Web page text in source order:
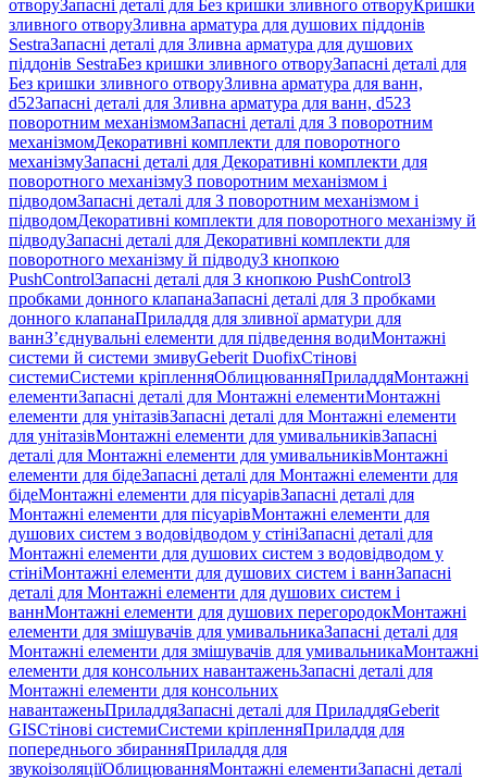
отворуЗапасні деталі для Без кришки зливного отворуКришки
зливного отворуЗливна арматура для душових піддонів
SestraЗапасні деталі для Зливна арматура для душових
піддонів SestraБез кришки зливного отворуЗапасні деталі для
Без кришки зливного отворуЗливна арматура для ванн,
d52Запасні деталі для Зливна арматура для ванн, d52З
поворотним механізмомЗапасні деталі для З поворотним
механізмомДекоративні комплекти для поворотного
механізмуЗапасні деталі для Декоративні комплекти для
поворотного механізмуЗ поворотним механізмом і
підводомЗапасні деталі для З поворотним механізмом і
підводомДекоративні комплекти для поворотного механізму й
підводуЗапасні деталі для Декоративні комплекти для
поворотного механізму й підводуЗ кнопкою
PushControlЗапасні деталі для З кнопкою PushControlЗ
пробками донного клапанаЗапасні деталі для З пробками
донного клапанаПриладдя для зливної арматури для
ваннЗ’єднувальні елементи для підведення водиМонтажні
системи й системи змивуGeberit DuofixСтінові
системиСистеми кріпленняОблицюванняПриладдяМонтажні
елементиЗапасні деталі для Монтажні елементиМонтажні
елементи для унітазівЗапасні деталі для Монтажні елементи
для унітазівМонтажні елементи для умивальниківЗапасні
деталі для Монтажні елементи для умивальниківМонтажні
елементи для бідеЗапасні деталі для Монтажні елементи для
бідеМонтажні елементи для пісуарівЗапасні деталі для
Монтажні елементи для пісуарівМонтажні елементи для
душових систем з водовідводом у стініЗапасні деталі для
Монтажні елементи для душових систем з водовідводом у
стініМонтажні елементи для душових систем і ваннЗапасні
деталі для Монтажні елементи для душових систем і
ваннМонтажні елементи для душових перегородокМонтажні
елементи для змішувачів для умивальникаЗапасні деталі для
Монтажні елементи для змішувачів для умивальникаМонтажні
елементи для консольних навантаженьЗапасні деталі для
Монтажні елементи для консольних
навантаженьПриладдяЗапасні деталі для ПриладдяGeberit
GISСтінові системиСистеми кріпленняПриладдя для
попереднього збиранняПриладдя для
звукоізоляціїОблицюванняМонтажні елементиЗапасні деталі